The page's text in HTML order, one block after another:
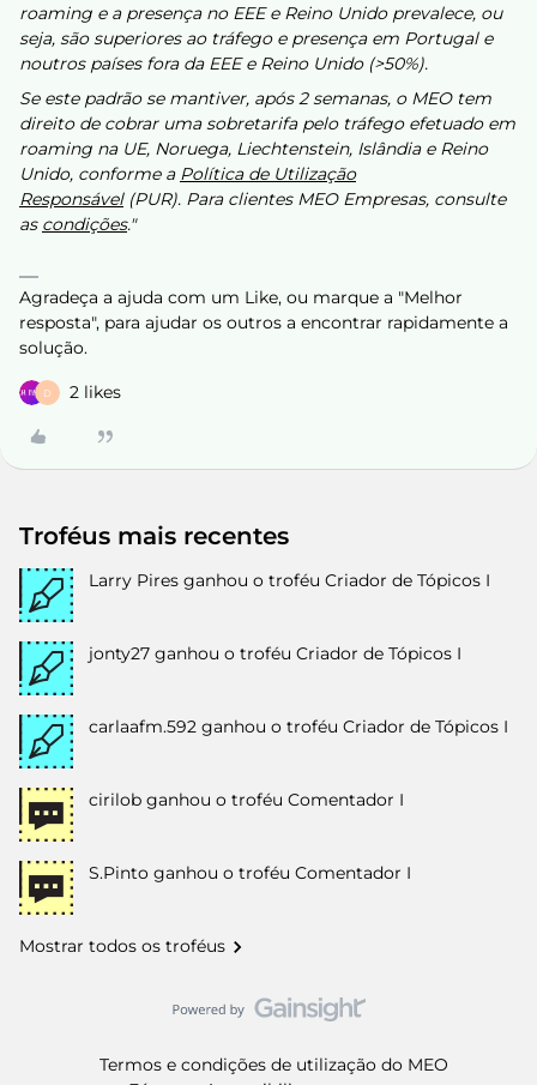
roaming e a presença no EEE e Reino Unido prevalece, ou
seja, são superiores ao tráfego e presença em Portugal e
noutros países fora da EEE e Reino Unido (>50%).
Se este padrão se mantiver, após 2 semanas, o MEO tem
direito de cobrar uma sobretarifa pelo tráfego efetuado em
roaming na UE, Noruega, Liechtenstein, Islândia e Reino
Unido, conforme a Política de Utilização
Responsável(PUR). Para clientes MEO Empresas, consulte
as condições."
Agradeça a ajuda com um Like, ou marque a "Melhor
resposta", para ajudar os outros a encontrar rapidamente a
solução.
D 2 likes
Troféus mais recentes
Larry Pires ganhou o troféu Criador de Tópicos I
jonty27 ganhou o troféu Criador de Tópicos I
carlaafm.592 ganhou o troféu Criador de Tópicos I
cirilob ganhou o troféu Comentador I
S.Pinto ganhou o troféu Comentador I
Mostrar todos os troféus
Termos e condições de utilização do MEO